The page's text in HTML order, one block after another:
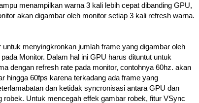
menampilkan warna 3 kali lebih cepat dibanding GPU,
akan digambar oleh monitor setiap 3 kali refresh warna.
menyingkronkan jumlah frame yang digambar oleh
Monitor. Dalam hal ini GPU harus dituntut untuk
dengan refresh rate pada monitor, contohnya 60hz. akan
hingga 60fps karena terkadang ada frame yang
dan ketidak syncronisasi antara GPU dan
robek. Untuk mencegah effek gambar robek, fitur VSync